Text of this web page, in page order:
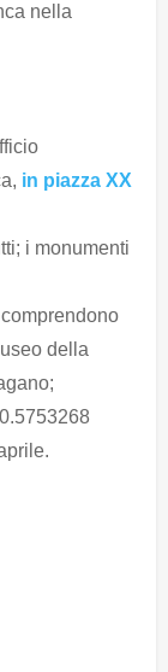
nella
in piazza XX
i monumenti
della